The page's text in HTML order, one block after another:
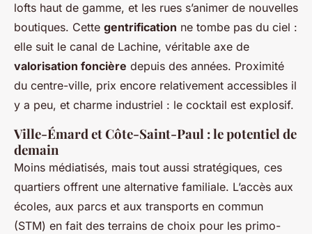
lofts haut de gamme, et les rues s’animer de nouvelles
boutiques. Cette gentrification ne tombe pas du ciel :
elle suit le canal de Lachine, véritable axe de
valorisation foncière depuis des années. Proximité
du centre-ville, prix encore relativement accessibles il
y a peu, et charme industriel : le cocktail est explosif.
Ville-Émard et Côte-Saint-Paul : le potentiel de
demain
Moins médiatisés, mais tout aussi stratégiques, ces
quartiers offrent une alternative familiale. L’accès aux
écoles, aux parcs et aux transports en commun
(STM) en fait des terrains de choix pour les primo-